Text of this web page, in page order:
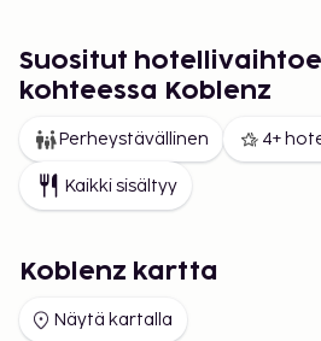
Suositut
kohteessa Koblenz
Perheystävällinen 4+
Kaikki sisältyy
Koblenz kartta
Näytä kartalla